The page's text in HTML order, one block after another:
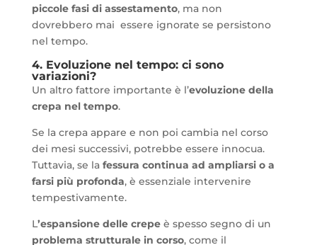
piccole fasi di assestamento, ma non
dovrebbero mai essere ignorate se persistono
nel tempo.
4. Evoluzione nel tempo: ci sono
variazioni?
Un altro fattore importante è l’evoluzione della
crepa nel tempo.
Se la crepa appare e non poi cambia nel corso
dei mesi successivi, potrebbe essere innocua.
Tuttavia, se lafessura continua ad ampliarsi o a
farsi più profonda, è essenziale intervenire
tempestivamente.
L’espansione delle crepeè spesso segno di un
problema strutturale in corso, come il